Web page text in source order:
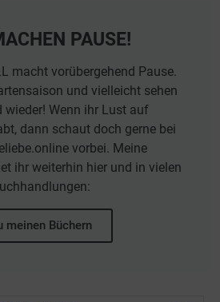
PAUSE!
macht vorübergehend Pause.
und vielleicht sehen
wieder! Wenn ihr Lust auf
dann schaut doch gerne bei
vorbei. Meine
ihr weiterhin hier und in vielen
meinen Büchern